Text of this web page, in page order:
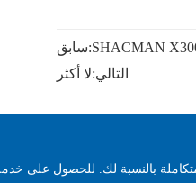
سابق:
التالي:لا أكثر
بالنسبة لك. للحصول على